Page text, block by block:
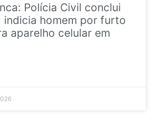
Polícia Civil conclui
indicia homem por furto
aparelho celular em